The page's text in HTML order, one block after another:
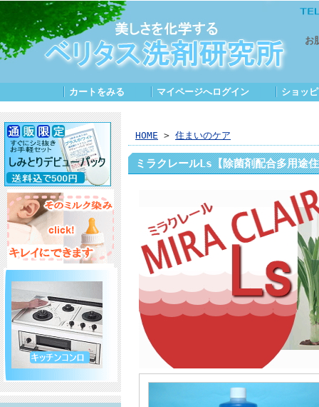
お
カートをみる マイページへログイン ショッ
HOME > 住まいのケア
ミラクレールLs【除菌剤配合多用途